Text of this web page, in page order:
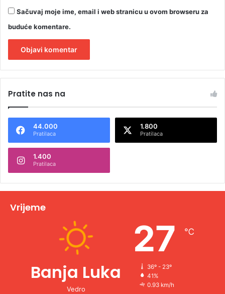
Sačuvaj moje ime, email i web stranicu u ovom browseru za
buduće komentare.
t
n
t
v
Pratite nas na
44.000
Pratilaca
1.800
Pratilaca
1.400
Pratilaca
Vrijeme
Banja Luka
Vedro
27 ℃
36º - 23º
41%
0.93 km/h